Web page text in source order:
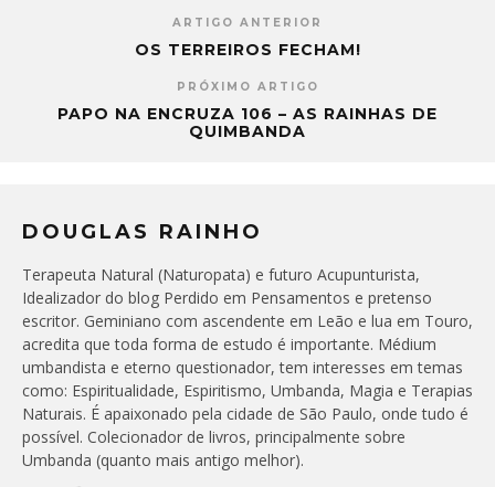
ARTIGO ANTERIOR
OS TERREIROS FECHAM!
PRÓXIMO ARTIGO
PAPO NA ENCRUZA 106 – AS RAINHAS DE
QUIMBANDA
DOUGLAS RAINHO
Terapeuta Natural (Naturopata) e futuro Acupunturista,
Idealizador do blog Perdido em Pensamentos e pretenso
escritor. Geminiano com ascendente em Leão e lua em Touro,
acredita que toda forma de estudo é importante. Médium
umbandista e eterno questionador, tem interesses em temas
como: Espiritualidade, Espiritismo, Umbanda, Magia e Terapias
Naturais. É apaixonado pela cidade de São Paulo, onde tudo é
possível. Colecionador de livros, principalmente sobre
Umbanda (quanto mais antigo melhor).